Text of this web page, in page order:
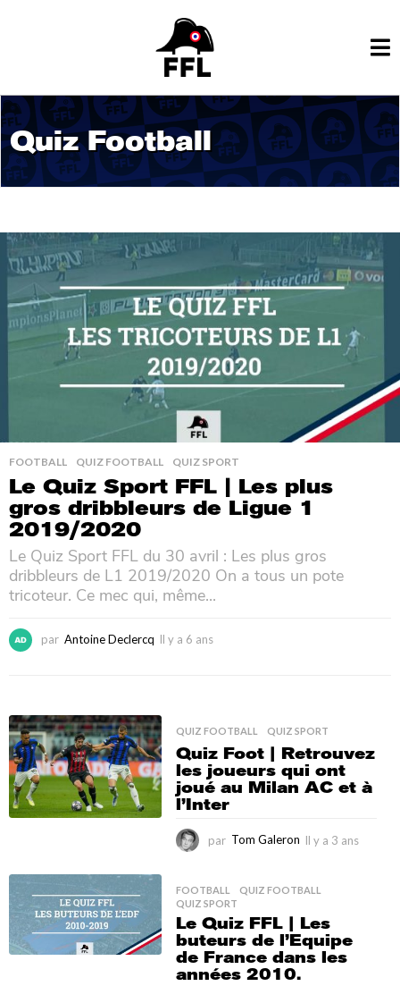
Quiz Football
FOOTBALL ,QUIZ FOOTBALL ,QUIZ SPORT
Le Quiz Sport FFL | Les plus
gros dribbleurs de Ligue 1
2019/2020
Le Quiz Sport FFL du 30 avril : Les plus gros
dribbleurs de L1 2019/2020 On a tous un pote
tricoteur. Ce mec qui, même...
par Antoine Declercq Il y a 6 ans
a
s
QUIZ FOOTBALL ,QUIZ SPORT
Quiz Foot | Retrouvez
les joueurs qui ont
joué au Milan AC et à
l’Inter
par Tom Galeron Il y a 3 ans
FOOTBALL ,QUIZ FOOTBALL
QUIZ SPORT
Le Quiz FFL | Les
buteurs de l’Equipe
de France dans les
années 2010.